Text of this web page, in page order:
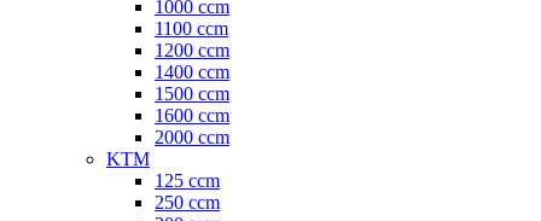
1000 ccm
1100 ccm
1200 ccm
1400 ccm
1500 ccm
1600 ccm
2000 ccm
KTM
125 ccm
250 ccm